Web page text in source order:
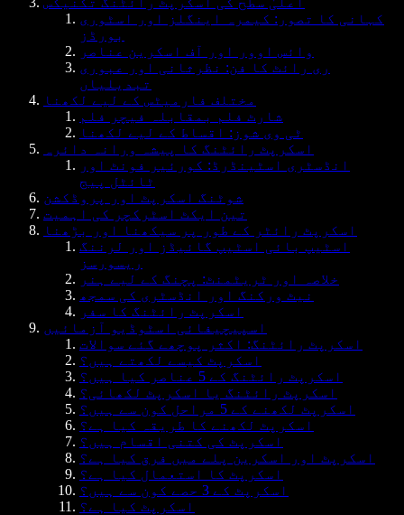
کہانی کا تصور: کیمرہ اینگلز اور اسٹوری
بورڈز
وائس اوور اور آف اسکرین عناصر
ری رائٹ کا فن: نظرثانی اور عبوری
تبدیلیاں
مختلف فارمیٹس کے لیے لکھنا
شارٹ فلم بمقابلہ فیچر فلم
ٹی وی شوز: اقساط کے لیے لکھنا
اسکرپٹ رائٹنگ کا پیشہ ورانہ دائرہ
انڈسٹری اسٹینڈرڈ: کورئیر فونٹ اور
ٹائٹل پیج
شوٹنگ اسکرپٹ اور پروڈکشن
تین ایکٹ اسٹرکچر کی اہمیت
اسکرپٹ رائٹر کے طور پر سیکھنا اور بڑھنا
اسٹیپ بائی اسٹیپ گائیڈز اور لرننگ
ریسورسز
خلاصہ اور ٹریٹمنٹ: پچنگ کے لیے ہنر
نیٹ ورکنگ اور انڈسٹری کی سمجھ
اسکرپٹ رائٹنگ کا سفر
اسپیچیفائی اسٹوڈیو آزمائیں
اسکرپٹ رائٹنگ: اکثر پوچھے گئے سوالات
اسکرپٹ کیسے لکھتے ہیں؟
اسکرپٹ رائٹنگ کے 5 عناصر کیا ہیں؟
اسکرپٹ رائٹنگ یا اسکرپٹ لکھائی؟
اسکرپٹ لکھنے کے 5 مراحل کون سے ہیں؟
اسکرپٹ لکھنے کا طریقہ کیا ہے؟
اسکرپٹ کی کتنی اقسام ہیں؟
اسکرپٹ اور اسکرین پلے میں فرق کیا ہے؟
اسکرپٹ کا استعمال کیا ہے؟
اسکرپٹ کے 3 حصے کون سے ہیں؟
اسکرپٹ کیا ہے؟